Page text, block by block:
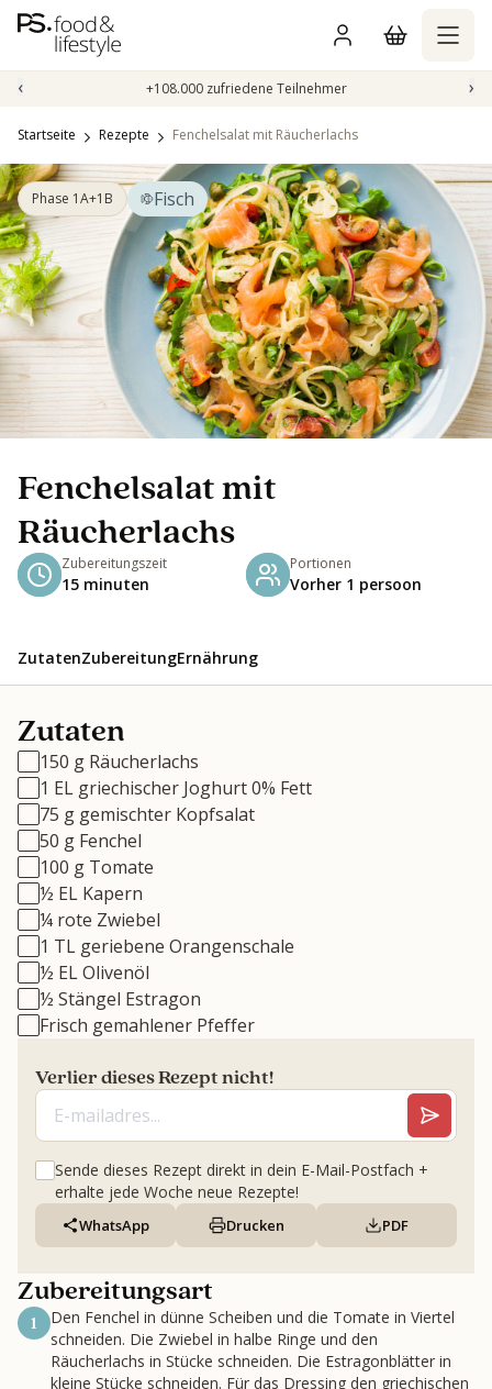
Zum
Inhalt
springen
‹ +108.000 zufriedene Teilnehmer ›
Startseite Rezepte Fenchelsalat mit Räucherlachs
Phase 1A+1B Fisch
Fenchelsalat mit
Räucherlachs
Zubereitungszeit
15 minuten
Portionen
Vorher 1 persoon
ZutatenZubereitungErnährung
Zutaten
150 g Räucherlachs
1 EL griechischer Joghurt 0% Fett
75 g gemischter Kopfsalat
50 g Fenchel
100 g Tomate
½ EL Kapern
¼ rote Zwiebel
1 TL geriebene Orangenschale
½ EL Olivenöl
½ Stängel Estragon
Frisch gemahlener Pfeffer
Verlier dieses Rezept nicht!
Sende dieses Rezept direkt in dein E-Mail-Postfach +
erhalte jede Woche neue Rezepte!
WhatsApp Drucken PDF
Zubereitungsart
1
Den Fenchel in dünne Scheiben und die Tomate in Viertel
schneiden. Die Zwiebel in halbe Ringe und den
Räucherlachs in Stücke schneiden. Die Estragonblätter in
kleine Stücke schneiden. Für das Dressing den griechischen